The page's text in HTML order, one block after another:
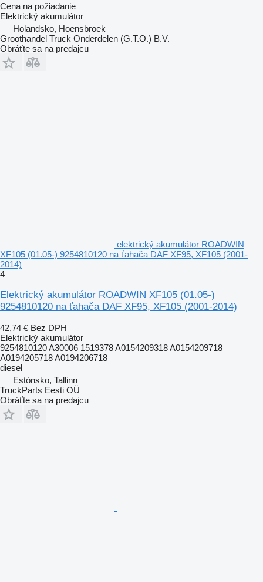
Cena na požiadanie
Elektrický akumulátor
Holandsko, Hoensbroek
Groothandel Truck Onderdelen (G.T.O.) B.V.
Obráťte sa na predajcu
elektrický akumulátor ROADWIN
XF105 (01.05-) 9254810120 na ťahača DAF XF95, XF105 (2001-
2014)
4
Elektrický akumulátor ROADWIN XF105 (01.05-)
9254810120 na ťahača DAF XF95, XF105 (2001-2014)
42,74 € Bez DPH
Elektrický akumulátor
9254810120 A30006 1519378 A0154209318 A0154209718
A0194205718 A0194206718
diesel
Estónsko, Tallinn
TruckParts Eesti OÜ
Obráťte sa na predajcu